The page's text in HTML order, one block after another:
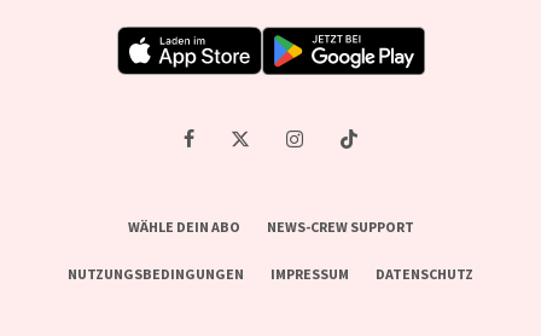
WÄHLE DEIN ABO NEWS-CREW SUPPORT
NUTZUNGSBEDINGUNGEN IMPRESSUM DATENSCHUTZ